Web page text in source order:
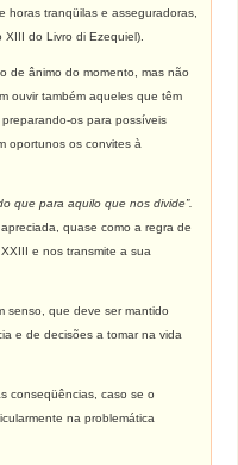
horas tranqüilas e asseguradoras,
do Livro di Ezequiel).
de ânimo do momento, mas não
ouvir também aqueles que têm
os para possíveis
oportunos os convites à
que para aquilo que nos divide”.
quase como a regra de
e nos transmite a sua
senso, que deve ser mantido
e de decisões a tomar na vida
conseqüências, caso se o
na problemática